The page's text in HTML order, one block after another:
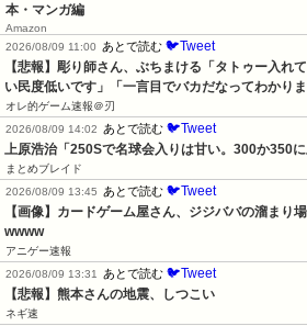
本・マンガ編
Amazon
2026/08/09 11:00
あとで読む 🐦Tweet
【悲報】彫り師さん、ぶちまける「タトゥー入れ
い民度低いです」「一言目でバカだなってわかりま
オレ的ゲーム速報＠刃
2026/08/09 14:02
あとで読む 🐦Tweet
上原浩治「250Sで名球会入りは甘い。300か350に
まとめブレイド
2026/08/09 13:45
あとで読む 🐦Tweet
【画像】カードゲーム屋さん、ジジババの溜まり
wwww
アニゲー速報
2026/08/09 13:31
あとで読む 🐦Tweet
【悲報】熊本さんの地震、しつこい
ネギ速